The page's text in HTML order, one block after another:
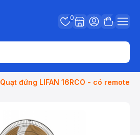
0
Quạt đứng LIFAN 16RCO - có remote